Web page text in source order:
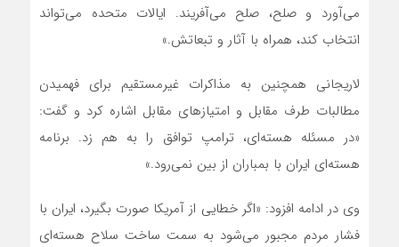
می‌آورد و صلح، صلح می‌آفریند. ایالات متحده می‌تواند
انتخاب کند، همراه با آثار و تبعاتش.»
لاریجانی همچنین به مذاکرات غیرمستقیم برای فهمیدن
مطالبات طرف مقابل و امتیازهای مقابل اشاره کرد و گفت:
«در مسئله هسته‌ای، ترامپ توافق را به هم زد. برنامه
هسته‌ای ایران با بمباران از بین نمی‌رود.»
وی در ادامه افزود: «اگر خطایی از آمریکا صورت بگیرد، ایران با
فشار مردم مجبور می‌شود به سمت ساخت سلاح هسته‌ای